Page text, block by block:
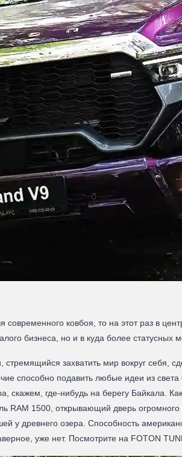
ковбоя, то на этот раз в
бизнеса, но и в куда более статусных
захватить мир вокруг себя,
способно подавить любые идеи из
скажем, где-нибудь на берегу Байкала.
RAM 1500, открывающий дверь
древнего озера. Способность
уже нет. Посмотрите на FOTON